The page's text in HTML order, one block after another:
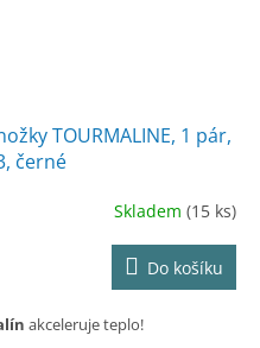
TOURMALINE, 1 pár,
černé
Skladem (15 ks)
Do košíku
akceleruje teplo!